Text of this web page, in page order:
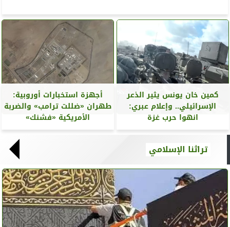
كمين خان يونس يثير الذعر
الإسرائيلي.. وإعلام عبري:
انهوا حرب غزة
أجهزة استخبارات أوروبية:
طهران «ضللت ترامب» والضربة
الأمريكية «فشنك»
تراثنا الإسلامي